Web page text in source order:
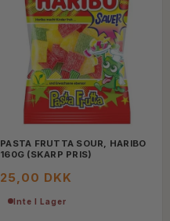
PASTA FRUTTA SOUR, HARIBO
160G (SKARP PRIS)
25,00 DKK
Inte I Lager